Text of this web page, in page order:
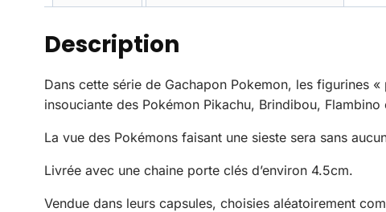
Description
Dans cette série de Gachapon Pokemon, les figurines
insouciante des Pokémon Pikachu, Brindibou, Flambino
La vue des Pokémons faisant une sieste sera sans
Livrée avec une chaine porte clés d’environ 4.5cm.
Vendue dans leurs capsules, choisies aléatoirement